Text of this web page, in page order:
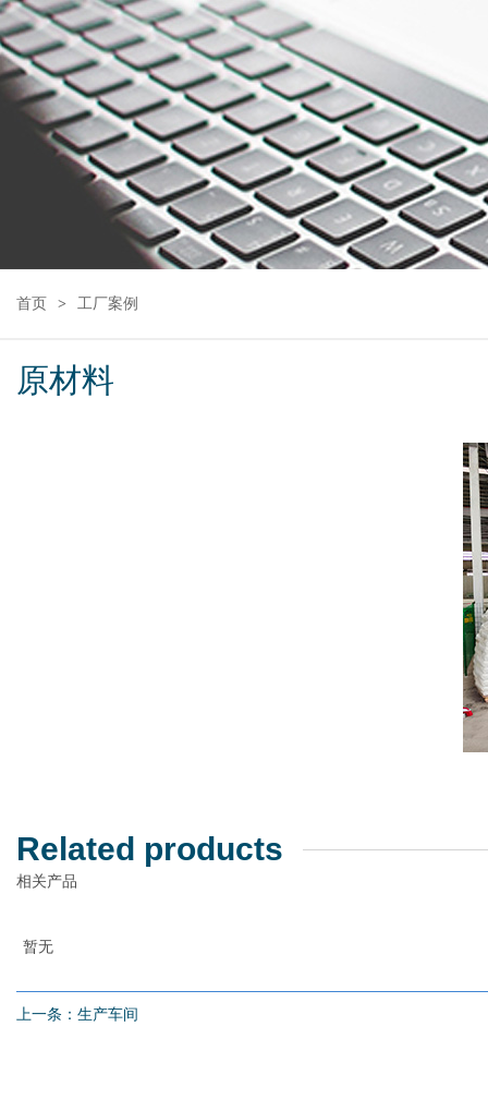
首页 工厂案例
原材料
Related products
相关产品
暂无
上一条： 生产车间